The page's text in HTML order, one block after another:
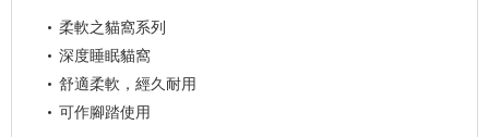
柔軟之貓窩系列
深度睡眠貓窩
舒適柔軟，經久耐用
可作腳踏使用